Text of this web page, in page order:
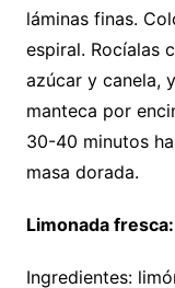
láminas finas.
espiral. Rocíalas
azúcar y canela,
manteca por
30-40 minutos
masa dorada.
Limonada fresca:
Ingredientes: